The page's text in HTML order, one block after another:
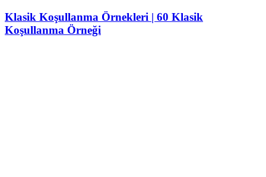
Klasik Koşullanma Örnekleri | 60 Klasik
Koşullanma Örneği